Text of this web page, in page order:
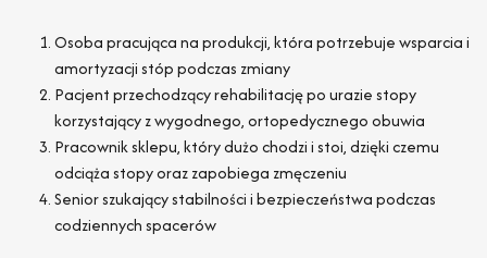
Osoba pracująca na produkcji, która potrzebuje wsparcia i
amortyzacji stóp podczas zmiany
Pacjent przechodzący rehabilitację po urazie stopy
korzystający z wygodnego, ortopedycznego obuwia
Pracownik sklepu, który dużo chodzi i stoi, dzięki czemu
odciąża stopy oraz zapobiega zmęczeniu
Senior szukający stabilności i bezpieczeństwa podczas
codziennych spacerów